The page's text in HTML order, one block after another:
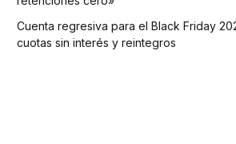
Cuenta regresiva para el Black Friday
cuotas sin interés y reintegros